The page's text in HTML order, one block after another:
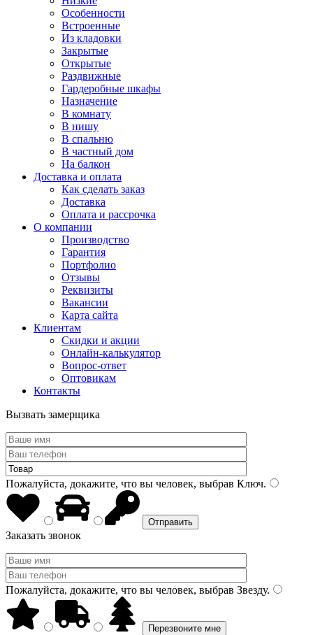
Особенности
Встроенные
Из кладовки
Закрытые
Открытые
Раздвижные
Гардеробные шкафы
Назначение
В комнату
В нишу
В спальню
В частный дом
На балкон
Доставка и оплата
Как сделать заказ
Доставка
Оплата и рассрочка
О компании
Производство
Гарантия
Портфолио
Отзывы
Реквизиты
Вакансии
Карта сайта
Клиентам
Скидки и акции
Онлайн-калькулятор
Вопрос-ответ
Оптовикам
Контакты
Вызвать замерщика
Пожалуйста, докажите, что вы человек, выбрав Ключ.
Заказать звонок
Пожалуйста, докажите, что вы человек, выбрав Звезду.